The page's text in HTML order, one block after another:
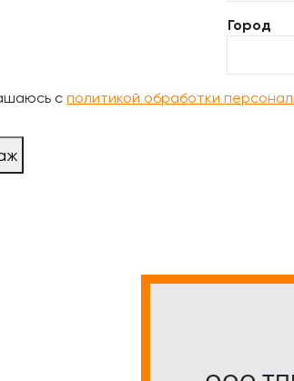
Город
сполитикой обработки